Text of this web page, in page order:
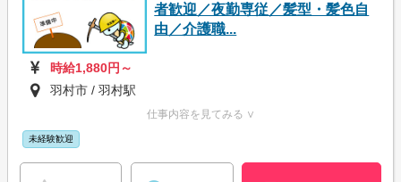
者歓迎／夜勤専従／髪型・髪色自
由／介護職...
時給1,880円～
羽村市 / 羽村駅
仕事内容を見てみる ∨
未経験歓迎